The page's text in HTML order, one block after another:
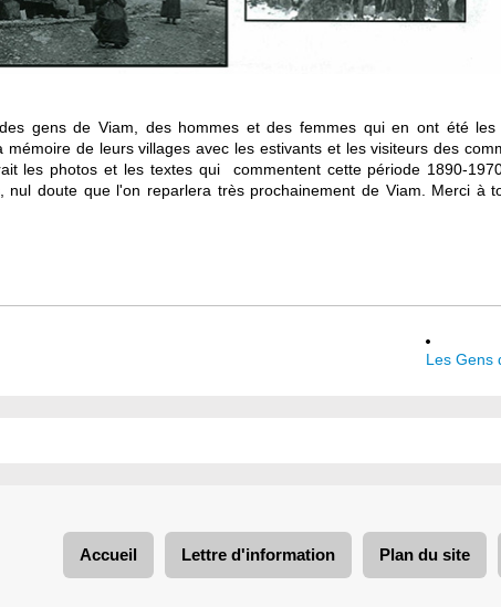
gens de Viam, des hommes et des femmes qui en ont été
de leurs villages avec les estivants et les visiteurs des
les photos et les textes qui commentent cette période 1890-
nul doute que l'on reparlera très prochainement de Viam. Merci
Les Gens
Accueil Lettre d'information Plan du site